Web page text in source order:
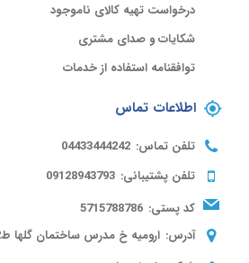
درخواست تهیه کالای ناموجود
شکایات و صدای مشتری
توافقنامه استفاده از خدمات
اطلاعات تماس
تلفن تماس: 04433444242
تلفن پشتیبانی: 09128943793
کد پستی: 5715788786
آدرس: ارومیه خ مدرس ساختمان گلها ط2واحد6